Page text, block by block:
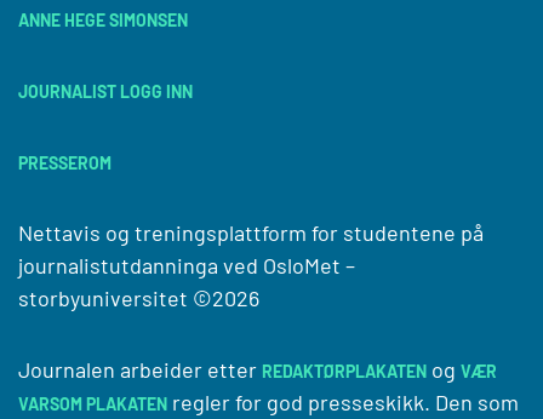
ANNE HEGE SIMONSEN
JOURNALIST LOGG INN
PRESSEROM
Nettavis og treningsplattform for studentene på
journalistutdanninga ved OsloMet –
storbyuniversitet ©2026
Journalen arbeider etter REDAKTØRPLAKATEN og VÆR
VARSOM PLAKATEN regler for god presseskikk. Den som